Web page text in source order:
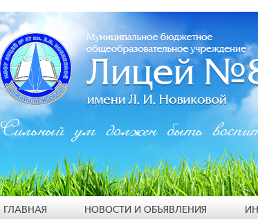
Сильный ум должен быть
ГЛАВНАЯ НОВОСТИ И ОБЪЯВЛЕНИЯ